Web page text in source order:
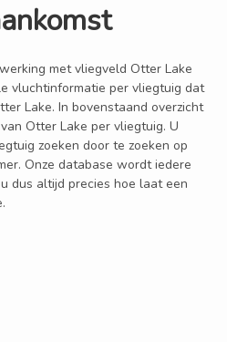
met vliegveld Otter Lake
vluchtinformatie per vliegtuig dat
Lake. In bovenstaand overzicht
Otter Lake per vliegtuig. U
zoeken door te zoeken op
Onze database wordt iedere
dus altijd precies hoe laat een